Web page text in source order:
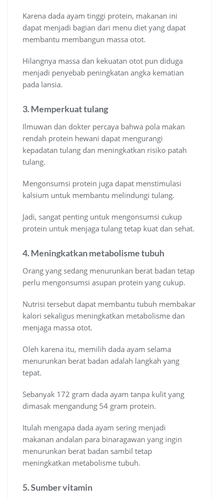
Karena dada ayam tinggi protein, makanan ini
dapat menjadi bagian dari menu diet yang dapat
membantu membangun massa otot.
Hilangnya massa dan kekuatan otot pun diduga
menjadi penyebab peningkatan angka kematian
pada lansia.
3. Memperkuat tulang
Ilmuwan dan dokter percaya bahwa pola makan
rendah protein hewani dapat mengurangi
kepadatan tulang dan meningkatkan risiko patah
tulang.
Mengonsumsi protein juga dapat menstimulasi
kalsium untuk membantu melindungi tulang.
Jadi, sangat penting untuk mengonsumsi cukup
protein untuk menjaga tulang tetap kuat dan sehat.
4. Meningkatkan metabolisme tubuh
Orang yang sedang menurunkan berat badan tetap
perlu mengonsumsi asupan protein yang cukup.
Nutrisi tersebut dapat membantu tubuh membakar
kalori sekaligus meningkatkan metabolisme dan
menjaga massa otot.
Oleh karena itu, memilih dada ayam selama
menurunkan berat badan adalah langkah yang
tepat.
Sebanyak 172 gram dada ayam tanpa kulit yang
dimasak mengandung 54 gram protein.
Itulah mengapa dada ayam sering menjadi
makanan andalan para binaragawan yang ingin
menurunkan berat badan sambil tetap
meningkatkan metabolisme tubuh.
5. Sumber vitamin